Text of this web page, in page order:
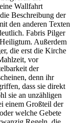
Wallfahrt
Beschreibung der
den anderen Texten
Fabris Pilger
Außerdem
die erst die Kirche
vor
der
denn ihr
dass sie direkt
sie an unzähligen
einem Großteil der
welche Gebete